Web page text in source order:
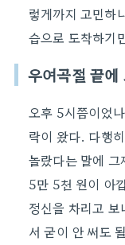
렇게까지 고민하
습으로 도착하기
우여곡절 끝에
오후 5시쯤이었
락이 왔다. 다행
놀랐다는 말에
5만 5천 원이 아
정신을 차리고
서 굳이 안 써도